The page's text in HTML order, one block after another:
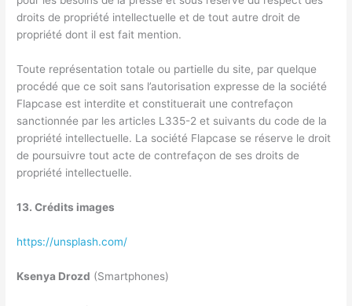
droits de propriété intellectuelle et de tout autre droit de
propriété dont il est fait mention.
Toute représentation totale ou partielle du site, par quelque
procédé que ce soit sans l’autorisation expresse de la société
Flapcase est interdite et constituerait une contrefaçon
sanctionnée par les articles L335-2 et suivants du code de la
propriété intellectuelle. La société Flapcase se réserve le droit
de poursuivre tout acte de contrefaçon de ses droits de
propriété intellectuelle.
13. Crédits images
https://unsplash.com/
Ksenya Drozd (Smartphones)